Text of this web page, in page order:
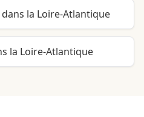
la Loire-Atlantique
la Loire-Atlantique